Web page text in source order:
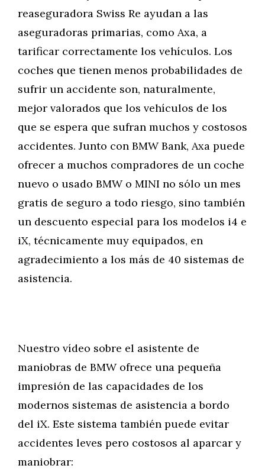
reaseguradora Swiss Re ayudan a las
aseguradoras primarias, como Axa, a
tarificar correctamente los vehículos. Los
coches que tienen menos probabilidades de
sufrir un accidente son, naturalmente,
mejor valorados que los vehículos de los
que se espera que sufran muchos y costosos
accidentes. Junto con BMW Bank, Axa puede
ofrecer a muchos compradores de un coche
nuevo o usado BMW o MINI no sólo un mes
gratis de seguro a todo riesgo, sino también
un descuento especial para los modelos i4 e
iX, técnicamente muy equipados, en
agradecimiento a los más de 40 sistemas de
asistencia.
Nuestro vídeo sobre el asistente de
maniobras de BMW ofrece una pequeña
impresión de las capacidades de los
modernos sistemas de asistencia a bordo
del iX. Este sistema también puede evitar
accidentes leves pero costosos al aparcar y
maniobrar: